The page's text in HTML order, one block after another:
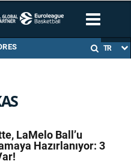
TR
LaMelo Ball’u
Hazırlanıyor: 3